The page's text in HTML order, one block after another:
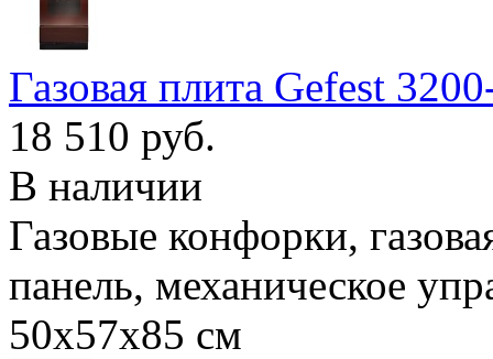
Газовая плита Gefest
18 510 руб.
В наличии
Газовые конфорки,
панель, механическое
50x57x85 см